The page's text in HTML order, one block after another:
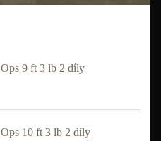
9 ft 3 lb 2 díly
10 ft 3 lb 2 díly